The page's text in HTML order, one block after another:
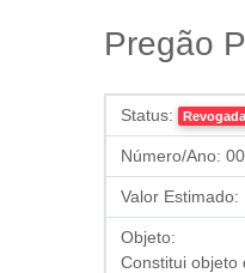
Pregão
Status: Revogada
Número/Ano:
Valor Estimado:
Objeto:
Constitui objeto